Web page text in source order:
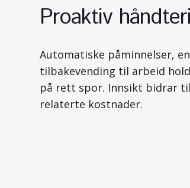
Proaktiv
Automatiske påminnelser,
tilbakevending til arbeid
på rett spor. Innsikt bidrar
relaterte kostnader.